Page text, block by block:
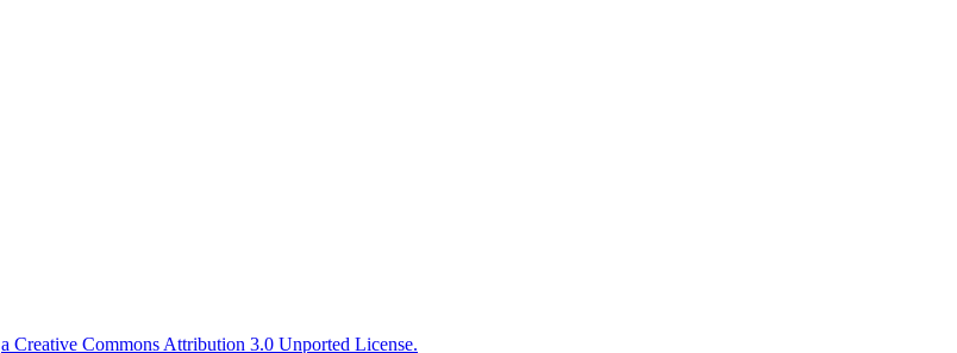
a Creative Commons Attribution 3.0 Unported License.